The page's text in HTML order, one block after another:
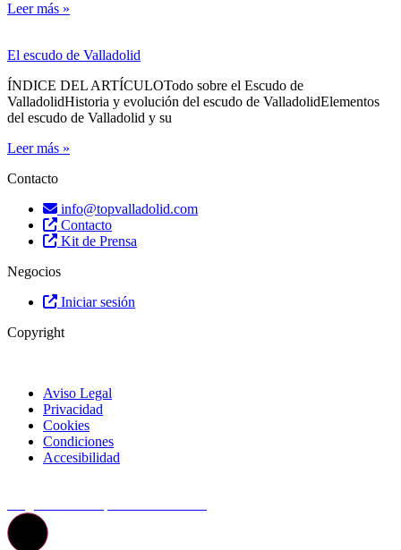
Leer más »
El escudo de Valladolid
ÍNDICE DEL ARTÍCULOTodo sobre el Escudo de
ValladolidHistoria y evolución del escudo de ValladolidElementos
del escudo de Valladolid y su
Leer más »
Contacto
info@topvalladolid.com
Contacto
Kit de Prensa
Negocios
Iniciar sesión
Copyright
Aviso Legal
Privacidad
Cookies
Condiciones
Accesibilidad